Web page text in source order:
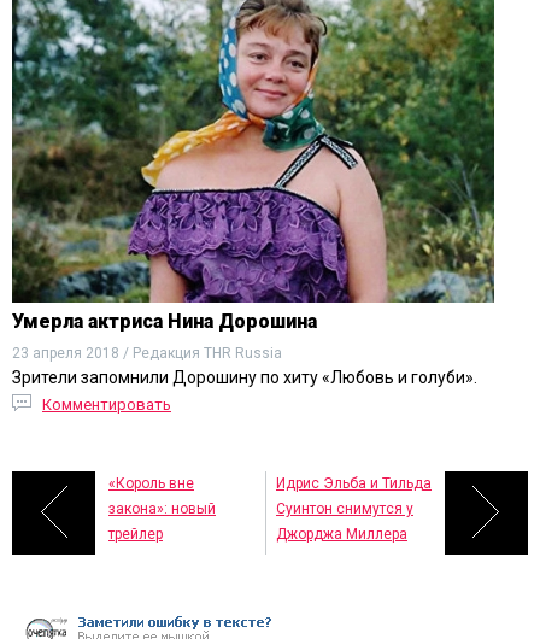
Умерла актриса Нина Дорошина
23 апреля 2018 / Редакция THR Russia
Зрители запомнили Дорошину по хиту «Любовь и голуби».
Комментировать
«Король вне
закона»: новый
трейлер
Идрис Эльба и Тильда
Суинтон снимутся у
Джорджа Миллера